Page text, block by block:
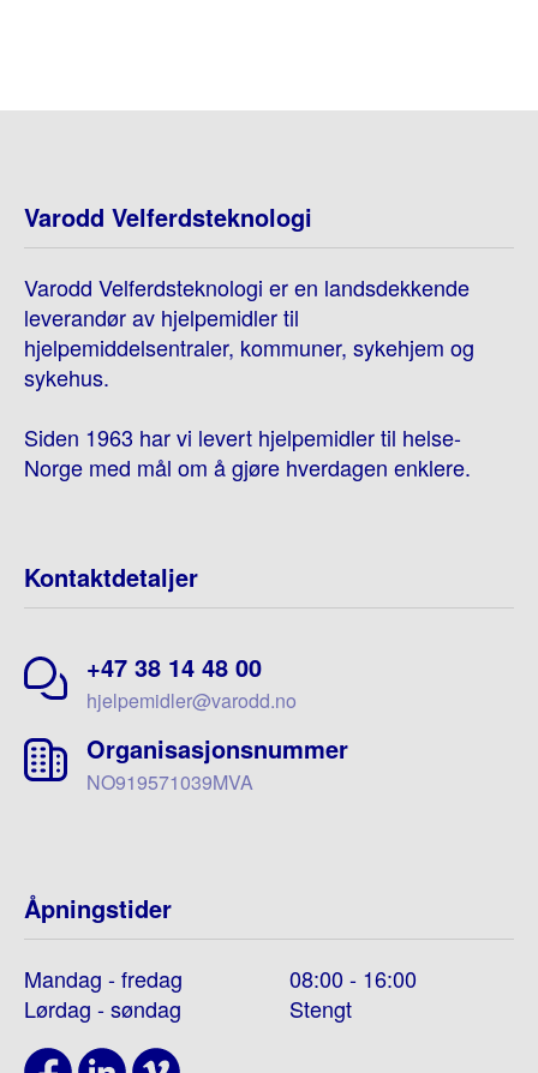
Varodd Velferdsteknologi
Varodd Velferdsteknologi er en landsdekkende
leverandør av hjelpemidler til
hjelpemiddelsentraler, kommuner, sykehjem og
sykehus.
Siden 1963 har vi levert hjelpemidler til helse-
Norge med mål om å gjøre hverdagen enklere.
Kontaktdetaljer
+47 38 14 48 00
hjelpemidler@varodd.no
Organisasjonsnummer
NO919571039MVA
Åpningstider
Mandag - fredag
08:00 - 16:00
Lørdag - søndag
Stengt